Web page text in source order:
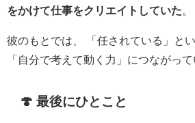
をかけて仕事をクリエイトしていた
彼のもとでは、 「任されている」と
「自分で考えて動く力」につながって
🍄 最後にひとこと